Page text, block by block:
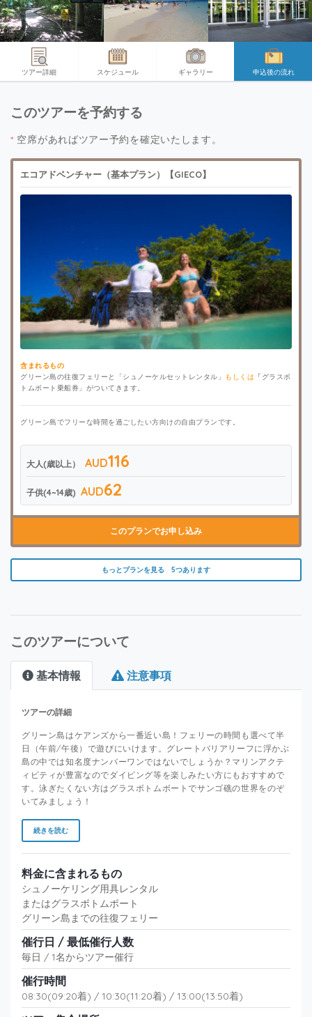
ツアー詳細 スケジュール ギャラリー 申込後の流れ
このツアーを予約する
* 空席があればツアー予約を確定いたします。
エコアドベンチャー（基本プラン）【GIECO】
含まれるもの
グリーン島の往復フェリーと「シュノーケルセットレンタル」
もしくは 「 グラスボ
トムボート乗船券」がついてきます。
グリーン島でフリーな時間を過ごしたい方向けの自由プランです。
大人(歳以上） AUD116
子供(4~14歳) AUD62
このプランでお申し込み
もっとプランを見る 5つあります
このツアーについて
基本情報 注意事項
ツアーの詳細
グリーン島はケアンズから一番近い島！フェリーの時間も選べて半
日（午前/午後）で遊びにいけます。グレートバリアリーフに浮かぶ
島の中では知名度ナンバーワンではないでしょうか？マリンアクテ
ィビティが豊富なのでダイビング等を楽しみたい方にもおすすめで
す。泳ぎたくない方はグラスボトムボートでサンゴ礁の世界をのぞ
いてみましょう！
続きを読む
料金に含まれるもの
シュノーケリング用具レンタル
またはグラスボトムボート
グリーン島までの往復フェリー
催行日 / 最低催行人数
毎日 / 1名からツアー催行
催行時間
08:30(09:20着) / 10:30(11:20着) / 13:00(13:50着)